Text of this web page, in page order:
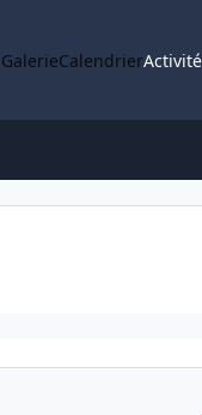
GalerieCalendrierActivité